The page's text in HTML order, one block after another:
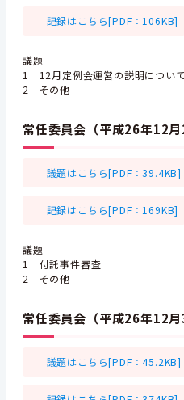
記録はこちら[PDF：106KB]
議題
1 12月定例会運営の説明について
2 その他
常任委員会（平成26年12
議題はこちら[PDF：39.4KB]
記録はこちら[PDF：169KB]
議題
1 付託事件審査
2 その他
常任委員会（平成26年12
議題はこちら[PDF：45.2KB]